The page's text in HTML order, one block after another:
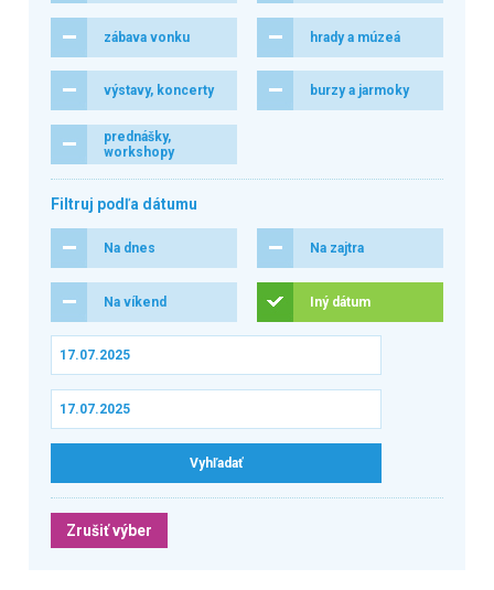
zábava vonku hrady a múzeá
výstavy, koncerty burzy a jarmoky
prednášky,
workshopy
Filtruj podľa dátumu
Na dnes Na zajtra
Na víkend Iný dátum
Zrušiť výber